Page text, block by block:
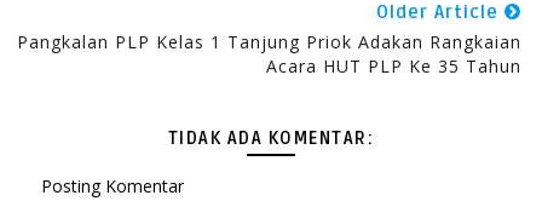
Older Article
Pangkalan PLP Kelas 1 Tanjung Priok Adakan Rangkaian
Acara HUT PLP Ke 35 Tahun
TIDAK ADA KOMENTAR:
Posting Komentar